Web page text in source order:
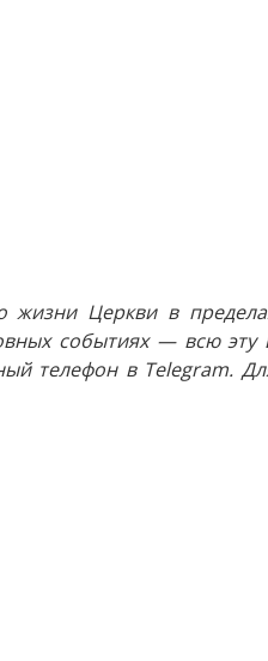
жизни Церкви в
событиях — всю эту
телефон в Telegram.